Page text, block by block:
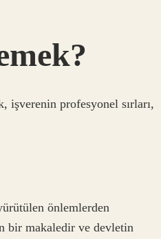
işverenin profesyonel sırları,
önlemlerden
bir makaledir ve devletin